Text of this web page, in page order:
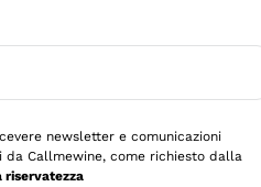
range di prezzo. Le
newsletter e comunicazioni
da Callmewine, come richiesto dalla
riservatezza